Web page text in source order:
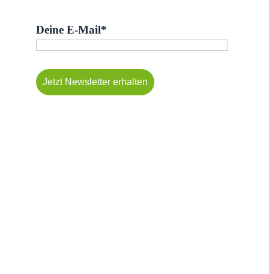
Deine E-Mail*